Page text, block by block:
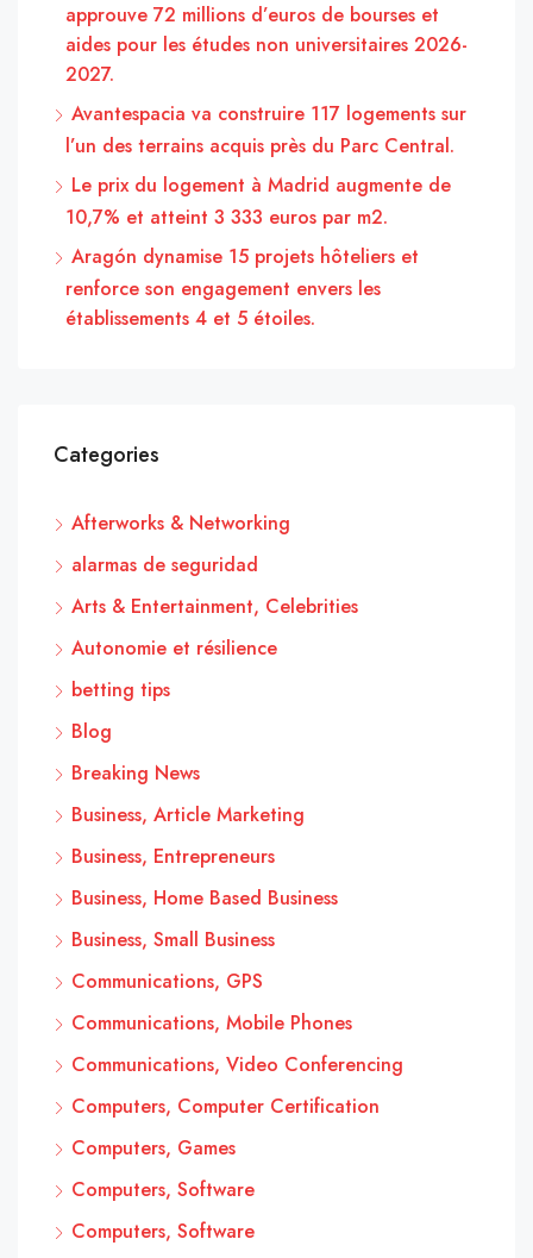
approuve 72 millions d’euros de bourses et
aides pour les études non universitaires 2026-
2027.
Avantespacia va construire 117 logements sur
l’un des terrains acquis près du Parc Central.
Le prix du logement à Madrid augmente de
10,7% et atteint 3 333 euros par m2.
Aragón dynamise 15 projets hôteliers et
renforce son engagement envers les
établissements 4 et 5 étoiles.
Categories
Afterworks & Networking
alarmas de seguridad
Arts & Entertainment, Celebrities
Autonomie et résilience
betting tips
Blog
Breaking News
Business, Article Marketing
Business, Entrepreneurs
Business, Home Based Business
Business, Small Business
Communications, GPS
Communications, Mobile Phones
Communications, Video Conferencing
Computers, Computer Certification
Computers, Games
Computers, Software
Computers, Software